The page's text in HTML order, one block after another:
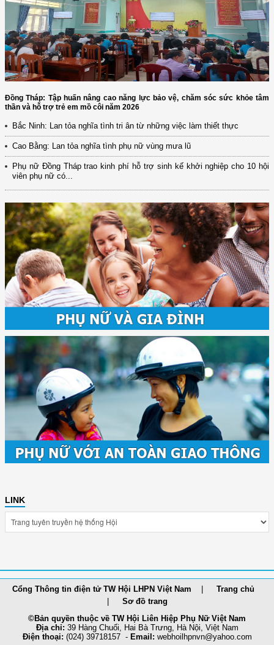
Đồng Tháp: Tập huấn nâng cao năng lực bảo vệ, chăm sóc sức khỏe tâm
thần và hỗ trợ trẻ em mồ côi năm 2026
Bắc Ninh: Lan tỏa nghĩa tình tri ân từ những việc làm thiết thực
Cao Bằng: Lan tỏa nghĩa tình phụ nữ vùng mưa lũ
Phụ nữ Đồng Tháp trao kinh phí hỗ trợ sinh kế khởi nghiệp cho 10 hội
viên phụ nữ có...
LINK
Cổng Thông tin điện tử TW Hội LHPN Việt Nam
Trang chủ
Sơ đồ trang
©Bản quyền thuộc về TW Hội Liên Hiệp Phụ Nữ Việt Nam
Địa chỉ: 39 Hàng Chuối, Hai Bà Trưng, Hà Nội, Việt Nam
Điện thoại: (024) 39718157 - Email: webhoilhpnvn@yahoo.com